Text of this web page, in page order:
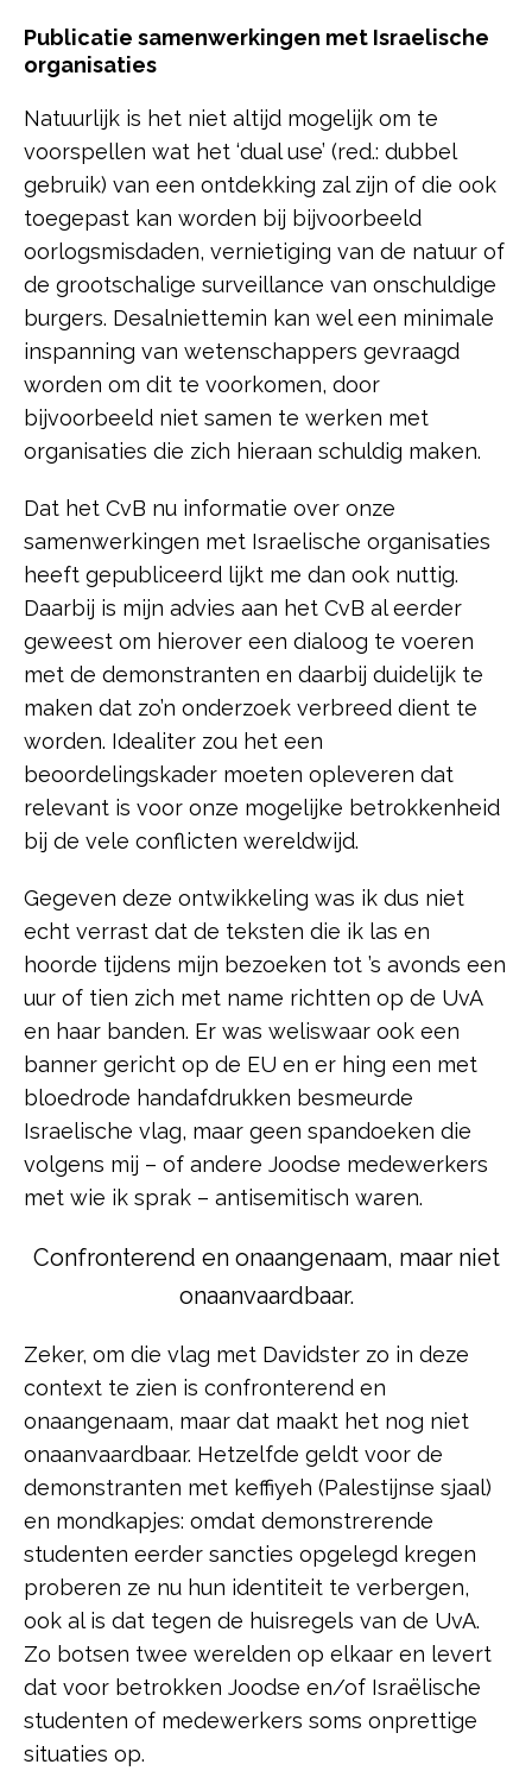
Publicatie samenwerkingen met Israelische
organisaties
Natuurlijk is het niet altijd mogelijk om te
voorspellen wat het ‘dual use’ (red.: dubbel
gebruik) van een ontdekking zal zijn of die ook
toegepast kan worden bij bijvoorbeeld
oorlogsmisdaden, vernietiging van de natuur of
de grootschalige surveillance van onschuldige
burgers. Desalniettemin kan wel een minimale
inspanning van wetenschappers gevraagd
worden om dit te voorkomen, door
bijvoorbeeld niet samen te werken met
organisaties die zich hieraan schuldig maken.
Dat het CvB nu informatie over onze
samenwerkingen met Israelische organisaties
heeft gepubliceerd lijkt me dan ook nuttig.
Daarbij is mijn advies aan het CvB al eerder
geweest om hierover een dialoog te voeren
met de demonstranten en daarbij duidelijk te
maken dat zo’n onderzoek verbreed dient te
worden. Idealiter zou het een
beoordelingskader moeten opleveren dat
relevant is voor onze mogelijke betrokkenheid
bij de vele conflicten wereldwijd.
Gegeven deze ontwikkeling was ik dus niet
echt verrast dat de teksten die ik las en
hoorde tijdens mijn bezoeken tot ’s avonds een
uur of tien zich met name richtten op de UvA
en haar banden. Er was weliswaar ook een
banner gericht op de EU en er hing een met
bloedrode handafdrukken besmeurde
Israelische vlag, maar geen spandoeken die
volgens mij – of andere Joodse medewerkers
met wie ik sprak – antisemitisch waren.
Confronterend en onaangenaam, maar niet
onaanvaardbaar.
Zeker, om die vlag met Davidster zo in deze
context te zien is confronterend en
onaangenaam, maar dat maakt het nog niet
onaanvaardbaar. Hetzelfde geldt voor de
demonstranten met keffiyeh (Palestijnse sjaal)
en mondkapjes: omdat demonstrerende
studenten eerder sancties opgelegd kregen
proberen ze nu hun identiteit te verbergen,
ook al is dat tegen de huisregels van de UvA.
Zo botsen twee werelden op elkaar en levert
dat voor betrokken Joodse en/of Israëlische
studenten of medewerkers soms onprettige
situaties op.